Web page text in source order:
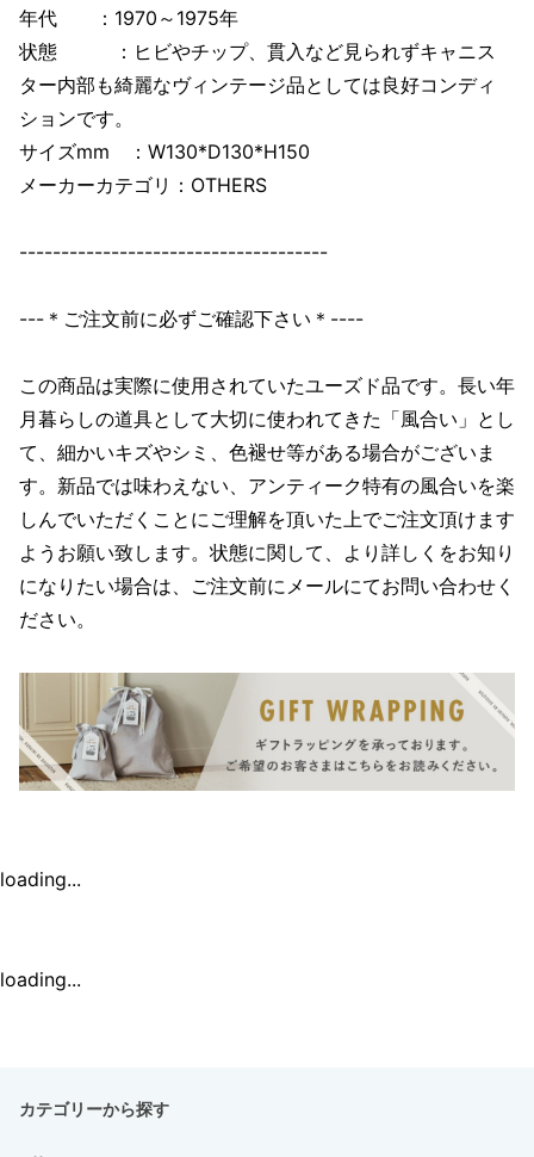
年代 ：1970～1975年
状態 ：ヒビやチップ、貫入など見られずキャニス
ター内部も綺麗なヴィンテージ品としては良好コンディ
ションです。
サイズmm ：W130*D130*H150
メーカーカテゴリ：OTHERS
-------------------------------------
---＊ご注文前に必ずご確認下さい＊----
この商品は実際に使用されていたユーズド品です。長い年
月暮らしの道具として大切に使われてきた「風合い」とし
て、細かいキズやシミ、色褪せ等がある場合がございま
す。新品では味わえない、アンティーク特有の風合いを楽
しんでいただくことにご理解を頂いた上でご注文頂けます
ようお願い致します。状態に関して、より詳しくをお知り
になりたい場合は、ご注文前にメールにてお問い合わせく
ださい。
loading...
loading...
カテゴリーから探す